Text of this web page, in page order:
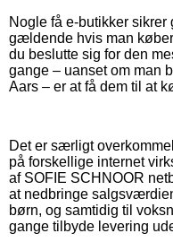
Nogle få e-butikker sikrer
gældende hvis man
du beslutte sig for den
gange – uanset om man
Aars – er at få dem til at
Det er særligt
på forskellige internet
af SOFIE SCHNOOR
at nedbringe
børn, og samtidig til
gange tilbyde levering